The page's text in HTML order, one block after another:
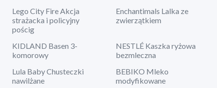
Lego City Fire Akcja
strażacka i policyjny
pościg
Enchantimals Lalka ze
zwierzątkiem
KIDLAND Basen 3-
komorowy
NESTLÉ Kaszka ryżowa
bezmleczna
Lula Baby Chusteczki
nawilżane
BEBIKO Mleko
modyfikowane